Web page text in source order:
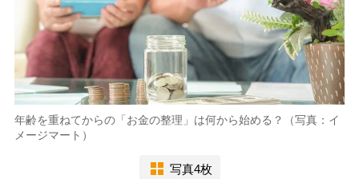
年齢を重ねてからの「お金の整理」は何から始める？（写真：イ
メージマート）
写真4枚